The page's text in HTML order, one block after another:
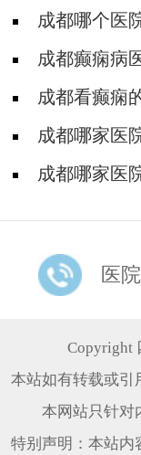
成都哪个医
不良反应是什么
成都癫痫病
调整?成都看癫痫
治疗呢?
成都哪家医
见问题。
成都哪家医
医
Copyright
本站如有转载或引
本网站只针对
特别声明：本站内